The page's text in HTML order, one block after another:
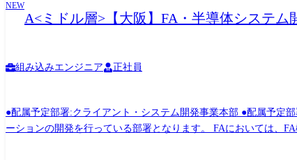
NEW
A<ミドル層>【大阪】FA・半導体システム
組み込みエンジニア 正社員
●配属予定部署:クライアント・システム開発事業本部 ●配属予定
ーションの開発を行っている部署となります。 FAにおいては、